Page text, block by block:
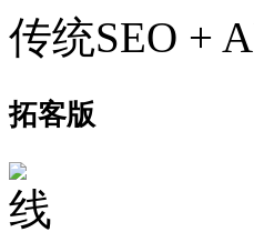
传统SEO +
拓客版